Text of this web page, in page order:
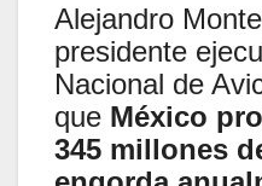
Alejandro
presidente
Nacional de
que México
345 millones